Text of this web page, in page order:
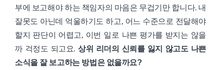
부에 보고해야 하는 책임자의 마음은 무겁기만 합니다. 내
잘못도 아닌데 억울하기도 하고, 어느 수준으로 전달해야
할지 판단이 어렵고, 이번 일로 나쁜 평가를 받지는 않을
까 걱정도 되고요.상위 리더의 신뢰를 잃지 않고도 나쁜
소식을 잘 보고하는 방법은 없을까요?